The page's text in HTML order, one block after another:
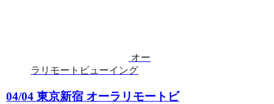
オー
ラリモートビューイング
04/04 東京新宿 オーラリモートビ